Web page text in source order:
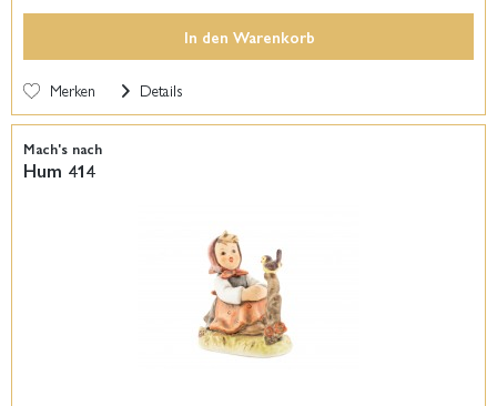
In den Warenkorb
Merken Details
Mach's nach
Hum 414